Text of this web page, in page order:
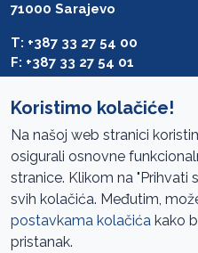
71000 Sarajevo
T: +387 33 27 54 00
F: +387 33 27 54 01
Pristup informacijama
Mapa sajta
Oglasi
Koristimo kolačiće!
Na našoj web stranici
osigurali osnovne
stranice. Klikom na "Prihvati
svih kolačića. Međutim,
postavkama kolačića kako
pristanak.